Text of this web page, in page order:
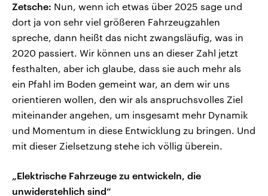
Zetsche: Nun, wenn ich etwas über 2025 sage und
dort ja von sehr viel größeren Fahrzeugzahlen
spreche, dann heißt das nicht zwangsläufig, was in
2020 passiert. Wir können uns an dieser Zahl jetzt
festhalten, aber ich glaube, dass sie auch mehr als
ein Pfahl im Boden gemeint war, an dem wir uns
orientieren wollen, den wir als anspruchsvolles Ziel
miteinander angehen, um insgesamt mehr Dynamik
und Momentum in diese Entwicklung zu bringen. Und
mit dieser Zielsetzung stehe ich völlig überein.
„Elektrische Fahrzeuge zu entwickeln, die
unwiderstehlich sind“